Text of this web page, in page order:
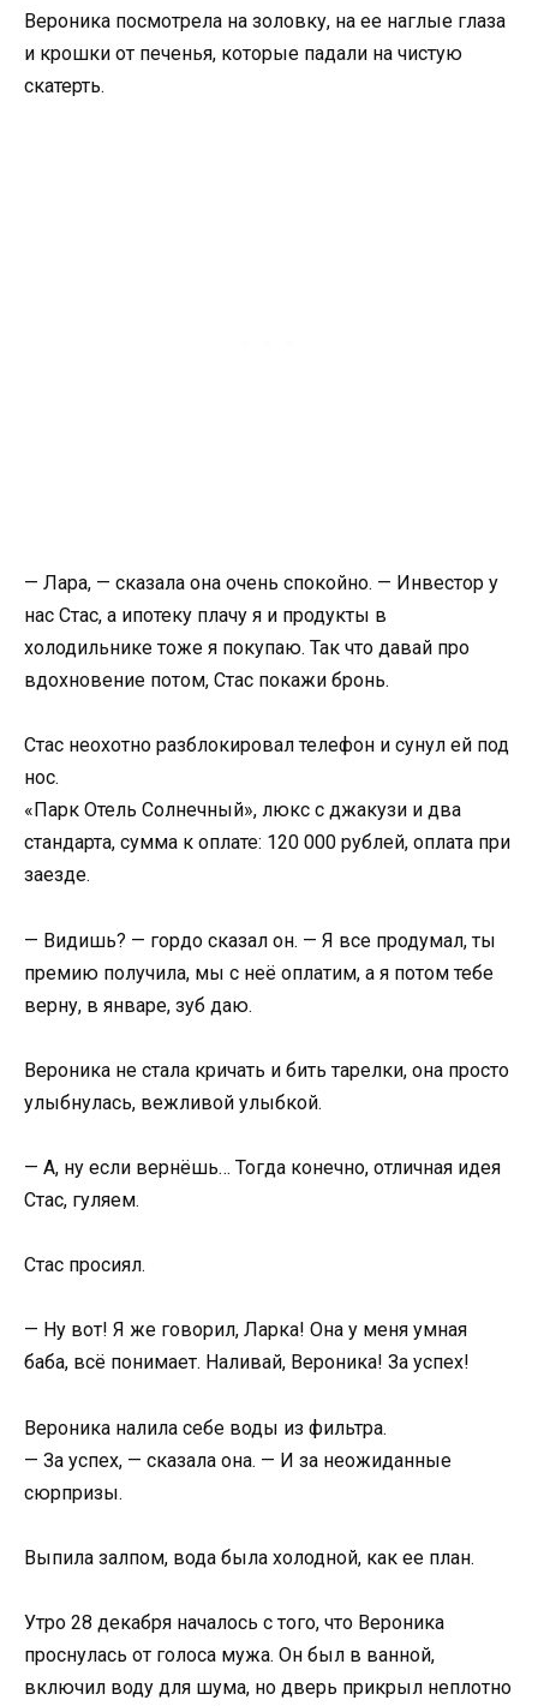
Вероника посмотрела на золовку, на ее наглые глаза
и крошки от печенья, которые падали на чистую
скатерть.
— Лара, — сказала она очень спокойно. — Инвестор у
нас Стас, а ипотеку плачу я и продукты в
холодильнике тоже я покупаю. Так что давай про
вдохновение потом, Стас покажи бронь.
Стас неохотно разблокировал телефон и сунул ей под
нос.
«Парк Отель Солнечный», люкс с джакузи и два
стандарта, сумма к оплате: 120 000 рублей, оплата при
заезде.
— Видишь? — гордо сказал он. — Я все продумал, ты
премию получила, мы с неё оплатим, а я потом тебе
верну, в январе, зуб даю.
Вероника не стала кричать и бить тарелки, она просто
улыбнулась, вежливой улыбкой.
— А, ну если вернёшь… Тогда конечно, отличная идея
Стас, гуляем.
Стас просиял.
— Ну вот! Я же говорил, Ларка! Она у меня умная
баба, всё понимает. Наливай, Вероника! За успех!
Вероника налила себе воды из фильтра.
— За успех, — сказала она. — И за неожиданные
сюрпризы.
Выпила залпом, вода была холодной, как ее план.
Утро 28 декабря началось с того, что Вероника
проснулась от голоса мужа. Он был в ванной,
включил воду для шума, но дверь прикрыл неплотно